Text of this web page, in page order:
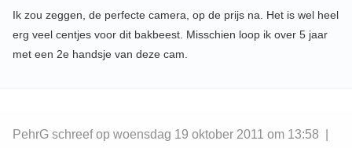
Ik zou zeggen, de perfecte camera, op de prijs na. Het is wel heel
erg veel centjes voor dit bakbeest. Misschien loop ik over 5 jaar
met een 2e handsje van deze cam.
PehrG schreef op woensdag 19 oktober 2011 om 13:58 |